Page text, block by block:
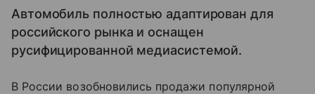
Автомобиль полностью адаптирован для
российского рынка и оснащен
русифицированной медиасистемой.
В России возобновились продажи популярной